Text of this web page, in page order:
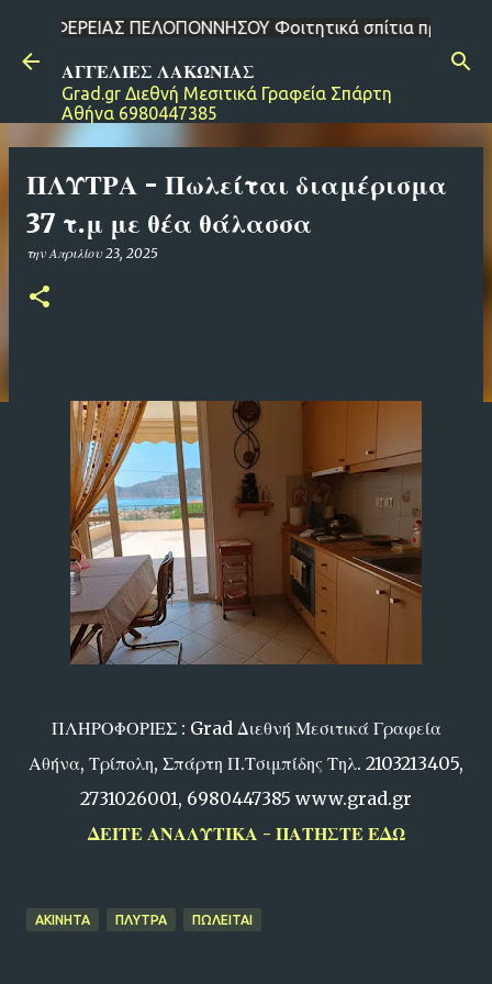
Μετάβαση στο κύριο περιεχόμενο
Φοιτητικά σπίτια προς ενοικίαση στη Σπάρτη
ΑΓΓΕΛΙΕΣ ΛΑΚΩΝΙΑΣ
Grad.gr Διεθνή Μεσιτικά Γραφεία Σπάρτη
Αθήνα 6980447385
ΠΛΥΤΡΑ - Πωλείται διαμέρισμα
37 τ.μ με θέα θάλασσα
τηνΑπριλίου 23, 2025
ΠΛΗΡΟΦΟΡΙΕΣ : Grad Διεθνή Μεσιτικά Γραφεία
Αθήνα, Τρίπολη, Σπάρτη Π.Τσιμπίδης Τηλ. 2103213405,
2731026001, 6980447385 www.grad.gr
ΔΕΙΤΕ ΑΝΑΛΥΤΙΚΑ - ΠΑΤΗΣΤΕ ΕΔΩ
ΑΚΙΝΗΤΑ ΠΛΥΤΡΑ ΠΩΛΕΙΤΑΙ